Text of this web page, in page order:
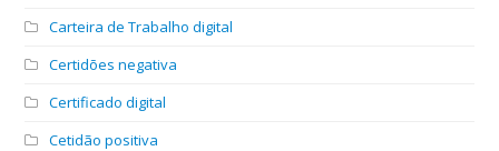
Carteira de Trabalho digital
Certidões negativa
Certificado digital
Cetidão positiva